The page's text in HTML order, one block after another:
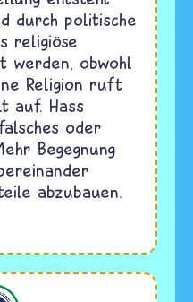
durch politische
religiöse
werden, obwohl
Religion ruft
auf. Hass
oder
Begegnung
abzubauen.